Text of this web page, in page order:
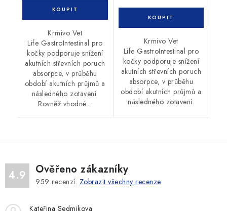
Krmivo Vet
Life GastroIntestinal pro
kočky podporuje snížení
akutních střevních poruch
absorpce, v průběhu
období akutních průjmů a
následného zotavení.
Rovněž vhodné...
Krmivo Vet
Life GastroIntestinal pro
kočky podporuje snížení
akutních střevních poruch
absorpce, v průběhu
období akutních průjmů a
následného zotavení.
4.9 Ověřeno zákazníky
959 recenzí. Zobrazit všechny recenze
Kateřina Sedmikova